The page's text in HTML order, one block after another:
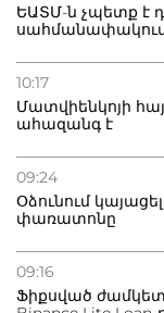
ԵԱՏՄ-ն չպետք է
10:17
Մատվիենկոյի
ահազանգ է
09:24
Օձունում
փառատոնը
09:16
Ֆիքսված